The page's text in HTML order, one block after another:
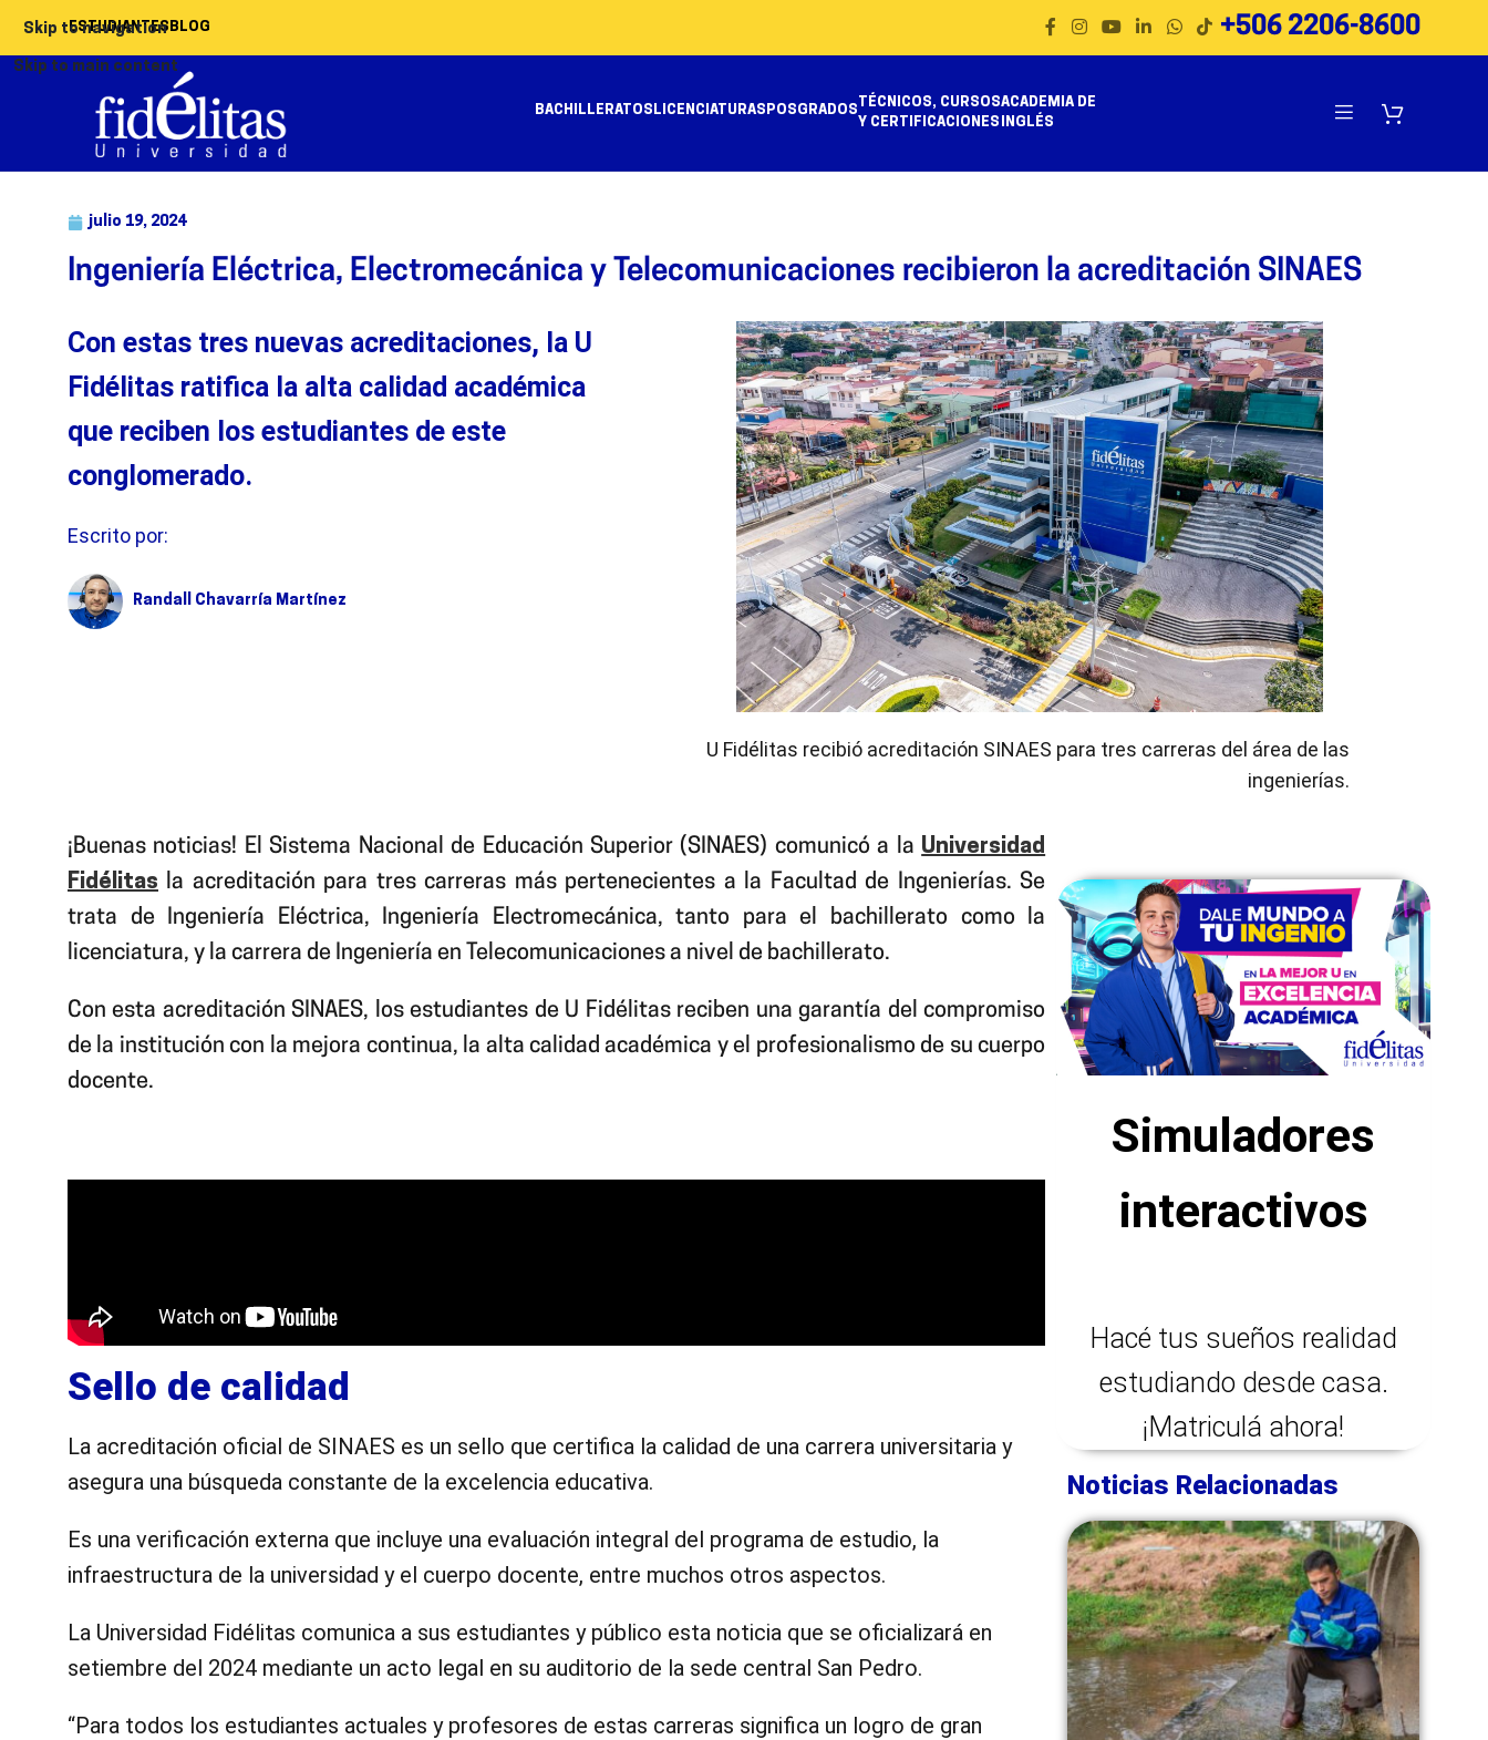
Skip to navigation
Skip to main content
ESTUDIANTES BLOG +506 2206-8600
BACHILLERATOS LICENCIATURAS POSGRADOS
TÉCNICOS, CURSOS
Y CERTIFICACIONES
ACADEMIA DE
INGLÉS
julio 19, 2024
Ingeniería Eléctrica, Electromecánica y Telecomunicaciones recibieron la acreditación SINAES
Con estas tres nuevas acreditaciones, la U
Fidélitas ratifica la alta calidad académica
que reciben los estudiantes de este
conglomerado.
Escrito por:
Randall Chavarría Martínez
U Fidélitas recibió acreditación SINAES para tres carreras del área de las
ingenierías.
¡Buenas noticias! El Sistema Nacional de Educación Superior (SINAES) comunicó a la Universidad
Fidélitas la acreditación para tres carreras más pertenecientes a la Facultad de Ingenierías. Se
trata de Ingeniería Eléctrica, Ingeniería Electromecánica, tanto para el bachillerato como la
licenciatura, y la carrera de Ingeniería en Telecomunicaciones a nivel de bachillerato.
Con esta acreditación SINAES, los estudiantes de U Fidélitas reciben una garantía del compromiso
de la institución con la mejora continua, la alta calidad académica y el profesionalismo de su cuerpo
docente.
Sello de calidad
La acreditación oficial de SINAES es un sello que certifica la calidad de una carrera universitaria y
asegura una búsqueda constante de la excelencia educativa.
Es una verificación externa que incluye una evaluación integral del programa de estudio, la
infraestructura de la universidad y el cuerpo docente, entre muchos otros aspectos.
La Universidad Fidélitas comunica a sus estudiantes y público esta noticia que se oficializará en
setiembre del 2024 mediante un acto legal en su auditorio de la sede central San Pedro.
“Para todos los estudiantes actuales y profesores de estas carreras significa un logro de gran
Simuladores
interactivos
Hacé tus sueños realidad
estudiando desde casa.
¡Matriculá ahora!
Noticias Relacionadas